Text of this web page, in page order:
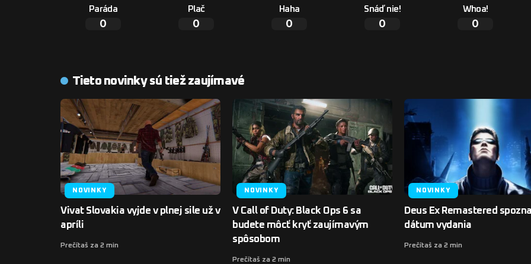
Paráda
0
Plač
0
Haha
0
Snáď nie!
0
Whoa!
0
Tieto novinky sú tiež zaujímavé
NOVINKY
Vivat Slovakia vyjde v plnej sile už v
apríli
Prečítaš za 2 min
NOVINKY
V Call of Duty: Black Ops 6 sa
budete môcť kryť zaujímavým
spôsobom
Prečítaš za 2 min
NOVINKY
Deus Ex Remastered
dátum vydania
Prečítaš za 2 min